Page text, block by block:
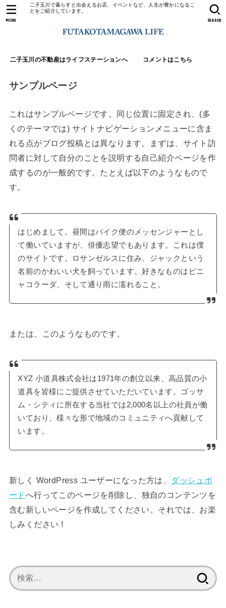
二子玉川で暮らすと出会えるお店、イベントなど、人生が豊かになるこ
とをご紹介しています。
二子玉川の不動産はライフステーションへ コメントはこちら
SEARCH
MENU
サンプルページ
これはサンプルページです。同じ位置に固定され、(多
くのテーマでは) サイトナビゲーションメニューに含ま
れる点がブログ投稿とは異なります。まずは、サイト訪
問者に対して自分のことを説明する自己紹介ページを作
成するのが一般的です。たとえば以下のようなもので
す。
はじめまして。昼間はバイク便のメッセンジャーとし
て働いていますが、俳優志望でもあります。これは僕
のサイトです。ロサンゼルスに住み、ジャックという
名前のかわいい犬を飼っています。好きなものはピニ
ャコラーダ、そして通り雨に濡れること。
または、このようなものです。
XYZ 小道具株式会社は1971年の創立以来、高品質の小
道具を皆様にご提供させていただいています。ゴッサ
ム・シティに所在する当社では2,000名以上の社員が働
いており、様々な形で地域のコミュニティへ貢献して
います。
新しく WordPress ユーザーになった方は、 ダッシュボ
ードへ行ってこのページを削除し、独自のコンテンツを
含む新しいページを作成してください。それでは、お楽
しみください !
索: